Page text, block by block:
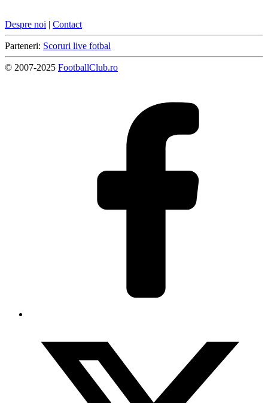
Despre noi | Contact
Parteneri: Scoruri live fotbal
© 2007-2025 FootballClub.ro